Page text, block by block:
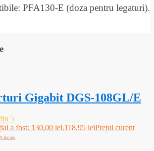
PFA130-E (doza pentru legaturi).
Gigabit DGS-108GL/E
5
a fost: 130,00 lei.118,95 leiPrețul curent
Inclus